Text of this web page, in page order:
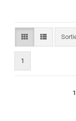
1
1